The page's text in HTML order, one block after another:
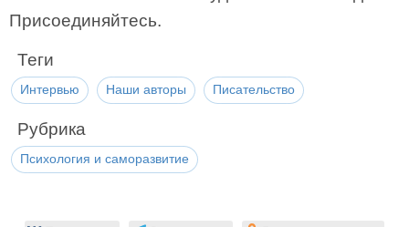
Присоединяйтесь.
Теги
Интервью Наши авторы Писательство
Рубрика
Психология и саморазвитие